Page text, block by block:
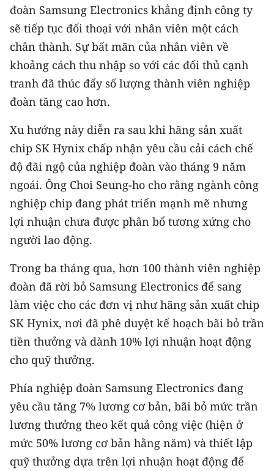
Media Văn hóa
Media Xã hội
Media Pháp luật
Media Du lịch
Media Thể thao
Media Giáo dục
Media Y tế
Media Khoa học - Công nghệ
Ảnh
Infographic
TIN MỚI
Trung du và miền núi phía Bắc
Đồng bằng sông Hồng
Bắc Trung Bộ
đoàn Samsung Electronics khẳng định công ty
sẽ tiếp tục đối thoại với nhân viên một cách
chân thành. Sự bất mãn của nhân viên về
khoảng cách thu nhập so với các đối thủ cạnh
tranh đã thúc đẩy số lượng thành viên nghiệp
đoàn tăng cao hơn.
Xu hướng này diễn ra sau khi hãng sản xuất
chip SK Hynix chấp nhận yêu cầu cải cách chế
độ đãi ngộ của nghiệp đoàn vào tháng 9 năm
ngoái. Ông Choi Seung-ho cho rằng ngành công
nghiệp chip đang phát triển mạnh mẽ nhưng
lợi nhuận chưa được phân bổ tương xứng cho
người lao động.
Trong ba tháng qua, hơn 100 thành viên nghiệp
đoàn đã rời bỏ Samsung Electronics để sang
làm việc cho các đơn vị như hãng sản xuất chip
SK Hynix, nơi đã phê duyệt kế hoạch bãi bỏ trần
tiền thưởng và dành 10% lợi nhuận hoạt động
cho quỹ thưởng.
Phía nghiệp đoàn Samsung Electronics đang
yêu cầu tăng 7% lương cơ bản, bãi bỏ mức trần
lương thưởng theo kết quả công việc (hiện ở
mức 50% lương cơ bản hằng năm) và thiết lập
quỹ thưởng dựa trên lợi nhuận hoạt động để